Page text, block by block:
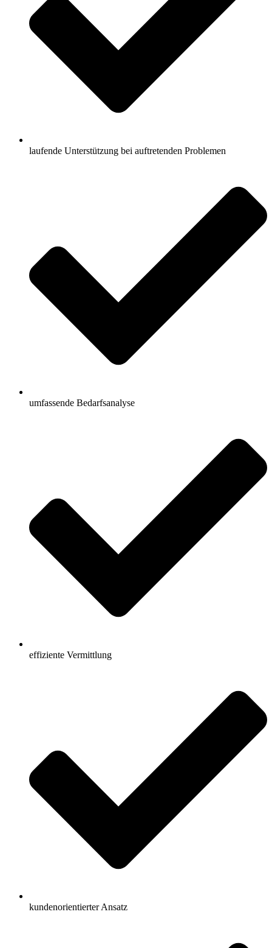
laufende Unterstützung bei auftretenden Problemen
umfassende Bedarfsanalyse
effiziente Vermittlung
kundenorientierter Ansatz